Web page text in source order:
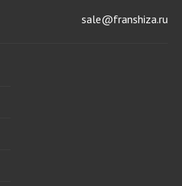
sale@franshiza.ru